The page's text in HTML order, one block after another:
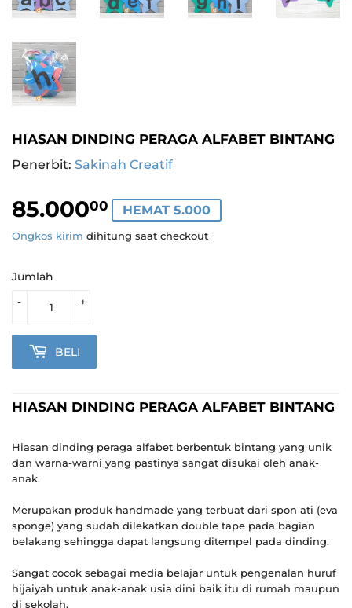
HIASAN DINDING PERAGA ALFABET BINTANG
Penerbit: Sakinah Creatif
85.00000 85.000,00
HEMAT 5.000
Ongkos kirim dihitung saat checkout
Jumlah
+
-
BELI
HIASAN DINDING PERAGA ALFABET BINTANG
Hiasan dinding peraga alfabet berbentuk bintang yang unik
dan warna-warni yang pastinya sangat disukai oleh anak-
anak.
Merupakan produk handmade yang terbuat dari spon ati (eva
sponge) yang sudah dilekatkan double tape pada bagian
belakang sehingga dapat langsung ditempel pada dinding.
Sangat cocok sebagai media belajar untuk pengenalan huruf
hijaiyah untuk anak-anak usia dini baik itu di rumah maupun
di sekolah.